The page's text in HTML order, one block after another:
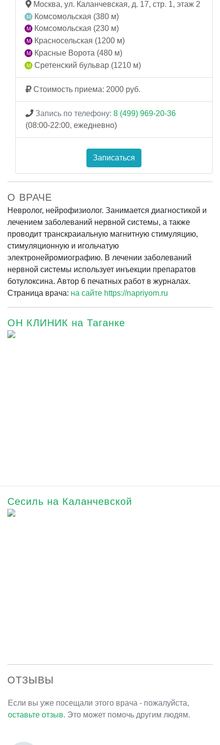
Москва, ул. Каланчевская, д. 17, стр. 1, этаж 2
Комсомольская (380 м)
Комсомольская (230 м)
Красносельская (1200 м)
Красные Ворота (480 м)
Сретенский бульвар (1210 м)
Стоимость приема: 2000 руб.
Запись по телефону: 8 (499) 969-20-36
(08:00-22:00, ежедневно)
Записаться
О ВРАЧЕ
Невролог, нейрофизиолог. Занимается диагностикой и
лечением заболеваний нервной системы, а также
проводит транскраиальную магнитную стимуляцию,
стимуляционную и игольчатую
электронейромиографию. В лечении заболеваний
нервной системы использует инъекции препаратов
ботулоксина. Автор 6 печатных работ в журналах.
Страница врача: на сайте https://napriyom.ru
ОН КЛИНИК на Таганке
Сесиль на Каланчевской
ОТЗЫВЫ
Если вы уже посещали этого врача - пожалуйста,
оставьте отзыв. Это может помочь другим людям.